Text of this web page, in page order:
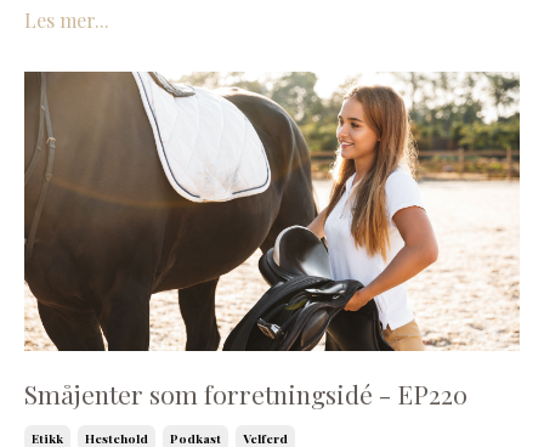
Les mer...
Småjenter som forretningsidé - EP220
Etikk Hestehold Podkast Velferd